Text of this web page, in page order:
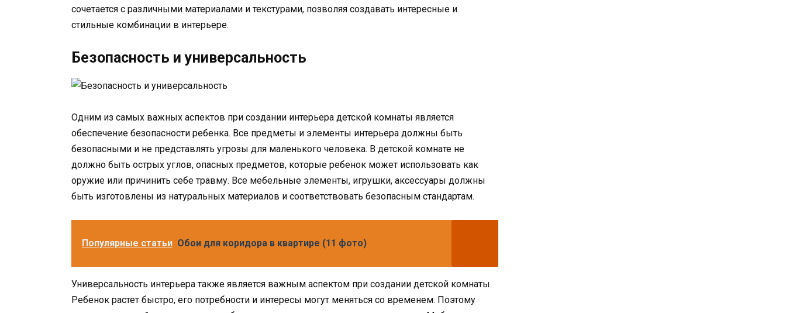
сочетается с различными материалами и текстурами, позволяя создавать интересные и
стильные комбинации в интерьере.
Безопасность и универсальность
Одним из самых важных аспектов при создании интерьера детской комнаты является
обеспечение безопасности ребенка. Все предметы и элементы интерьера должны быть
безопасными и не представлять угрозы для маленького человека. В детской комнате не
должно быть острых углов, опасных предметов, которые ребенок может использовать как
оружие или причинить себе травму. Все мебельные элементы, игрушки, аксессуары должны
быть изготовлены из натуральных материалов и соответствовать безопасным стандартам.
Популярные статьи Обои для коридора в квартире (11 фото)
Универсальность интерьера также является важным аспектом при создании детской комнаты.
Ребенок растет быстро, его потребности и интересы могут меняться со временем. Поэтому